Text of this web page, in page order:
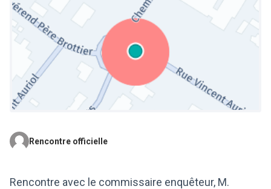
(Lien externe)
Rencontre officielle
Rencontre avec le commissaire enquêteur, M.